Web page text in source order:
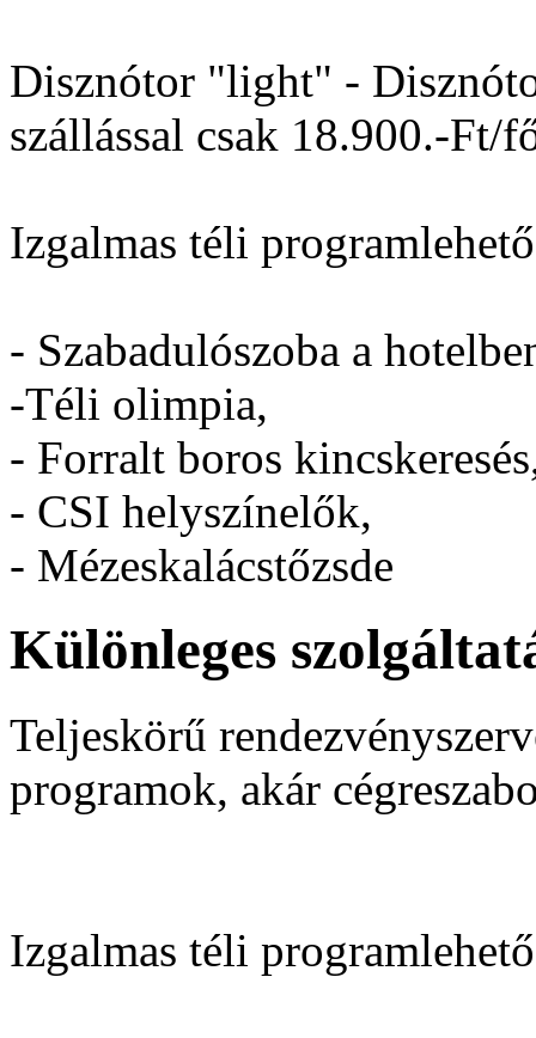
Disznótor "light" -
szállással csak 18.900.-Ft/
Izgalmas téli
- Szabadulószoba a
-Téli olimpia,
- Forralt boros
- CSI helyszínelők,
- Mézeskalácstőzsde
Különleges
Teljeskörű
programok, akár
Izgalmas téli